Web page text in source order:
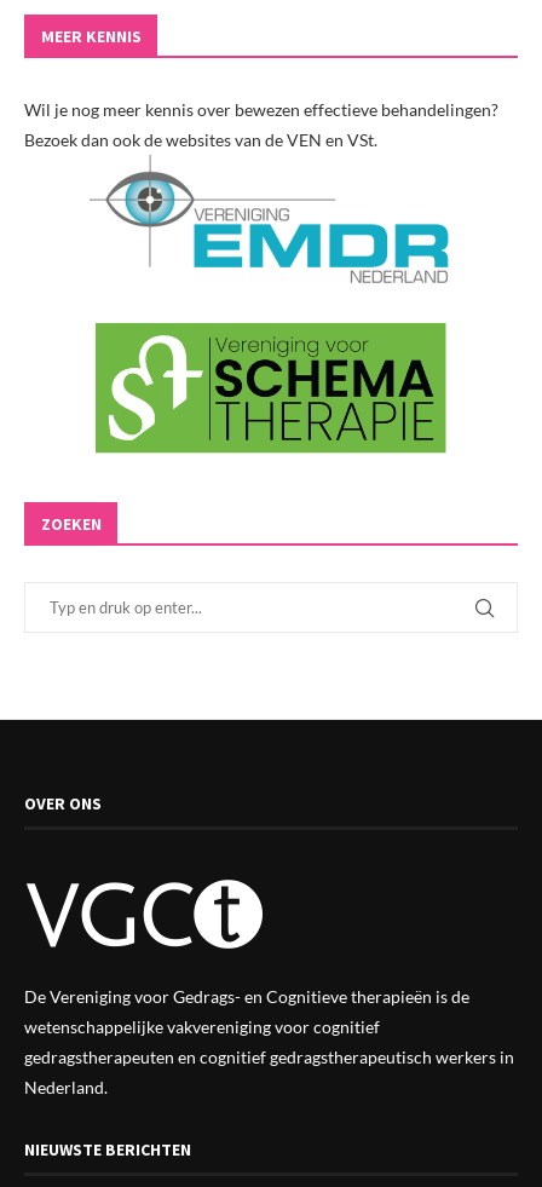
MEER KENNIS
Wil je nog meer kennis over bewezen effectieve behandelingen?
Bezoek dan ook de websites van de VEN en VSt.
ZOEKEN
OVER ONS
De Vereniging voor Gedrags- en Cognitieve therapieën is de
wetenschappelijke vakverenigingvoor cognitief
gedragstherapeuten en cognitief gedragstherapeutisch werkers in
Nederland.
NIEUWSTE BERICHTEN